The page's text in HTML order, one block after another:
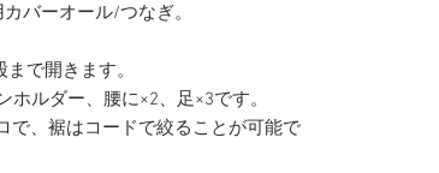
バーオール/つなぎ。
で開きます。
ルダー、腰に×2、足×3です。
で、裾はコードで絞ることが可能で